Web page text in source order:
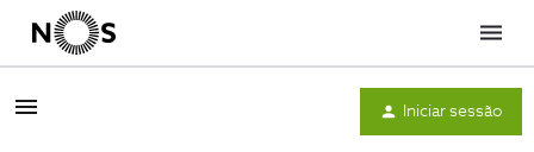
Menu
Iniciar sessão